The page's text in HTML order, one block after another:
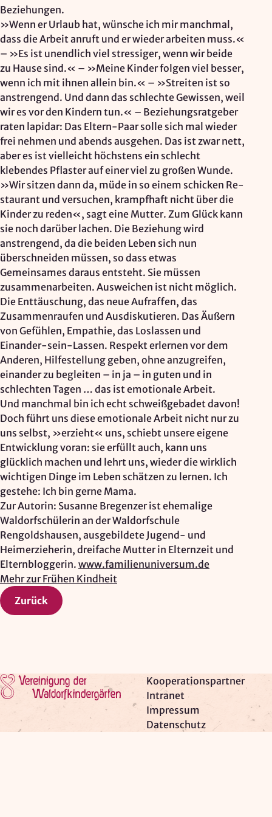
Beziehungen.
»Wenn er Urlaub hat, wünsche ich mir manchmal,
dass die Arbeit anruft und er wieder arbeiten muss.«
– »Es ist unendlich viel stressiger, wenn wir beide
zu Hause sind.« – »Meine Kinder folgen viel besser,
wenn ich mit ihnen allein bin.« – »Streiten ist so
anstrengend. Und dann das schlechte Gewissen, weil
wir es vor den Kindern tun.« – Beziehungsratgeber
raten lapidar: Das Eltern-Paar solle sich mal wieder
frei nehmen und abends ausgehen. Das ist zwar nett,
aber es ist vielleicht höchstens ein schlecht
klebendes Pflaster auf einer viel zu großen Wunde.
»Wir sitzen dann da, müde in so einem schicken Re­
staurant und versuchen, krampfhaft nicht über die
Kinder zu reden«, sagt eine Mutter. Zum Glück kann
sie noch darüber lachen. Die Beziehung wird
anstrengend, da die beiden Leben sich nun
überschneiden müssen, so dass etwas
Gemeinsames daraus entsteht. Sie müssen
zusammenarbeiten. Ausweichen ist nicht möglich.
Die Enttäuschung, das neue Aufraffen, das
Zusammenraufen und Ausdiskutieren. Das Äußern
von Gefühlen, Empathie, das Loslassen und
Einander-sein-Lassen. Respekt erlernen vor dem
Anderen, Hilfestellung geben, ohne anzugreifen,
einander zu begleiten – in ja – in guten und in
schlechten Tagen … das ist emotionale Arbeit.
Und manchmal bin ich echt schweißgebadet davon!
Doch führt uns diese emotionale Arbeit nicht nur zu
uns selbst, »erzieht« uns, schiebt unsere eigene
Entwicklung voran: sie erfüllt auch, kann uns
glücklich machen und lehrt uns, wieder die wirklich
wichtigen Dinge im Leben schätzen zu lernen. Ich
gestehe: Ich bin gerne Mama.
Zur Autorin: Susanne Bregenzer ist ehemalige
Waldorfschülerin an der Waldorfschule
Rengoldshausen, ausgebildete Jugend- und
Heimerzieherin, dreifache Mutter in Elternzeit und
Elternbloggerin. www.familienuniversum.de
Mehr zur Frühen Kindheit
Zurück
Zur Startseite
Kooperationspartner
Intranet
Impressum
Datenschutz